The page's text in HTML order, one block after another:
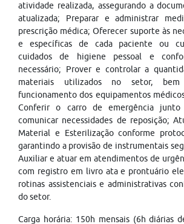
atividade realizada, assegurando a
atualizada; Preparar e administrar
prescrição médica; Oferecer suporte às
e específicas de cada paciente ou
cuidados de higiene pessoal e
necessário; Prover e controlar a
materiais utilizados no setor,
funcionamento dos equipamentos
Conferir o carro de emergência
comunicar necessidades de reposição;
Material e Esterilização conforme
garantindo a provisão de instrumentais
Auxiliar e atuar em atendimentos de
com registro em livro ata e prontuário
rotinas assistenciais e administrativas
do setor.
Carga horária: 150h mensais (6h diárias